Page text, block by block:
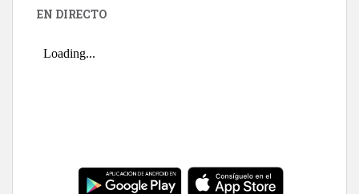
EN DIRECTO